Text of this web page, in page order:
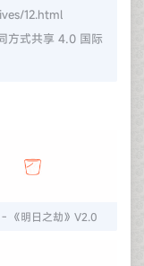
12.html
方式共享 4.0 国际
《明日之劫》V2.0